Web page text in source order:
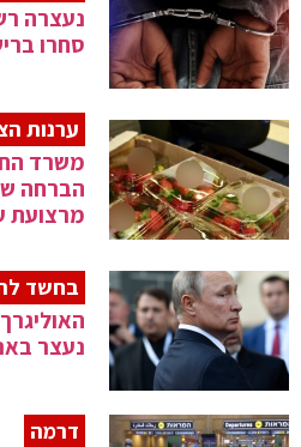
נעצרה
סחרו
ערנות
משרד
מרצועת
בחשד
נעצר
דרמה